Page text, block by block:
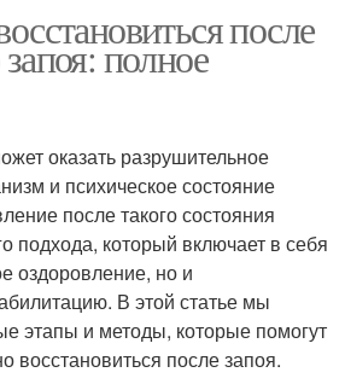
после
полное
оказать разрушительное
и психическое состояние
после такого состояния
подхода, который включает в себя
оздоровление, но и
В этой статье мы
этапы и методы, которые помогут
восстановиться после запоя.